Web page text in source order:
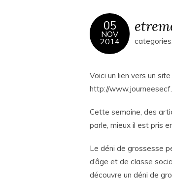
05
NOV
2014 categories:
Voici un lien vers un
http://
Cette semaine, des
parle, mieux il est pris
Le déni de grossesse
d’âge et de classe
découvre un déni de